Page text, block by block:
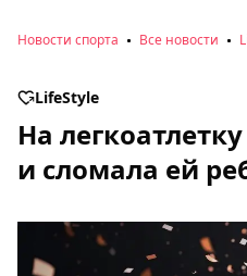
Новости спорта Все новости
LifeStyle
На
и сломала ей